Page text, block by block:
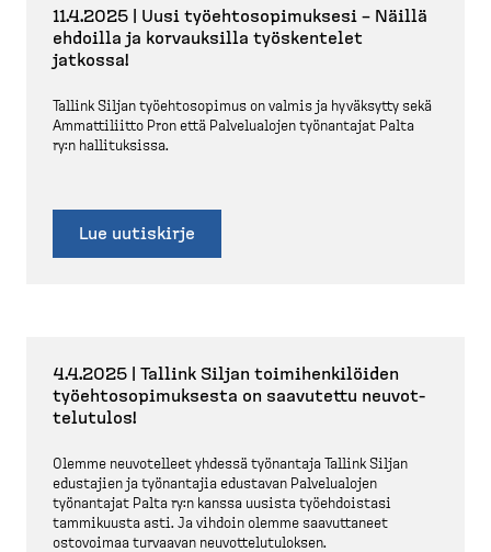
11.4.2025 | Uusi työehto­so­pi­muksesi – Näillä
ehdoilla ja korvauksilla työskentelet
jatkossa!
Tallink Siljan työehto­sopimus on valmis ja hyväksytty sekä
Ammatti­liitto Pron että Palvelualojen työnantajat Palta
ry:n hallituksissa.
Lue uutiskirje
4.4.2025 | Tallink Siljan toimihen­ki­löiden
työehto­so­pi­muksesta on saavutettu neuvot­
te­lutulos!
Olemme neuvotelleet yhdessä työnantaja Tallink Siljan
edustajien ja työnantajia edustavan Palvelualojen
työnantajat Palta ry:n kanssa uusista työehdoistasi
tammikuusta asti. Ja vihdoin olemme saavut­taneet
ostovoimaa turvaavan neuvot­te­lu­tu­loksen.